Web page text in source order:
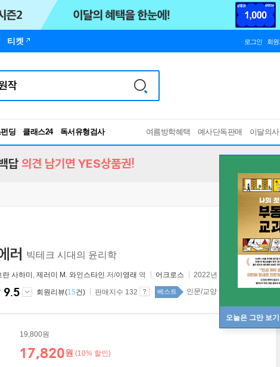
티켓 로그인 회
딩 클래스24
독서유형검사
RBTI Lab
여름방학혜택 예사단독판매 이달의
오늘은 그만 보기
답 의견 남기면 YES상품권!
러 빅테크 시대의 윤리학
사하미 , 제러미 M. 와인스타인 저/이영래 역 어크로스 2022년 04월 11일
9.5 회원리뷰(15건) 판매지수 132 베스트 인문/교양 top100 6주
19,800원
17,820원 (10% 할인)